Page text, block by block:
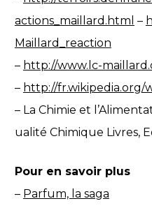
actions_maillard.html –
Maillard_reaction
– http://www.lc-
– http://fr.wikipedia.org/
– La Chimie et
ualité Chimique Livres,
Pour en savoir plus
– Parfum, la saga